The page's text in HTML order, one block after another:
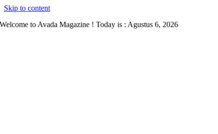
Skip to content
Welcome to Avada Magazine ! Today is : Agustus 6, 2026